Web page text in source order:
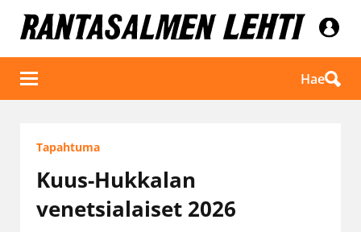
Hae
Tapahtuma
Kuus-Hukkalan
venetsialaiset 2026